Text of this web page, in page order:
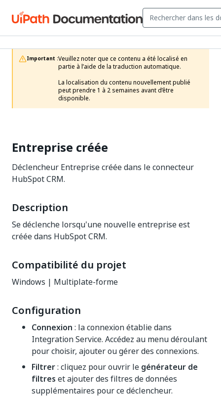
Important :Veuillez noter que ce contenu a été localisé en
partie à l’aide de la traduction automatique.
La localisation du contenu nouvellement publié
peut prendre 1 à 2 semaines avant d’être
disponible.
Entreprise créée
Déclencheur Entreprise créée dans le connecteur
HubSpot CRM.
Description
Se déclenche lorsqu'une nouvelle entreprise est
créée dans HubSpot CRM.
Compatibilité du projet
Windows | Multiplate-forme
Configuration
Connexion : la connexion établie dans
Integration Service. Accédez au menu déroulant
pour choisir, ajouter ou gérer des connexions.
Filtrer: cliquez pour ouvrir le générateur de
filtres et ajouter des filtres de données
supplémentaires pour ce déclencheur.